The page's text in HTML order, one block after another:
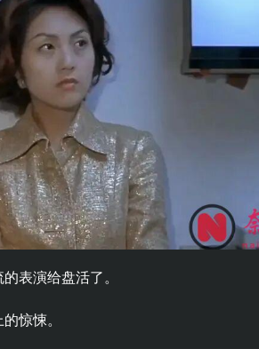
表演给盘活了。
惊悚。